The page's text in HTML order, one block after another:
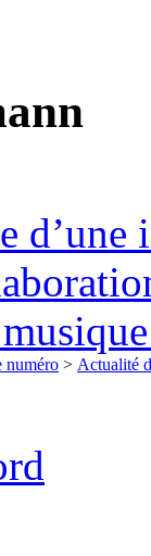
numéro > Actualité